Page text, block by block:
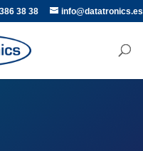
38 38 info@datatronics.es